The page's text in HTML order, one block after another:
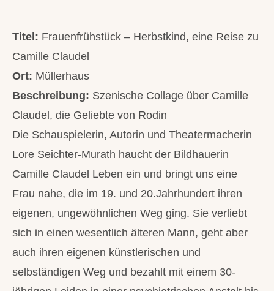
Titel: Frauenfrühstück – Herbstkind, eine Reise zu
Camille Claudel
Ort: Müllerhaus
Beschreibung: Szenische Collage über Camille
Claudel, die Geliebte von Rodin
Die Schauspielerin, Autorin und Theatermacherin
Lore Seichter-Murath haucht der Bildhauerin
Camille Claudel Leben ein und bringt uns eine
Frau nahe, die im 19. und 20.Jahrhundert ihren
eigenen, ungewöhnlichen Weg ging. Sie verliebt
sich in einen wesentlich älteren Mann, geht aber
auch ihren eigenen künstlerischen und
selbständigen Weg und bezahlt mit einem 30-